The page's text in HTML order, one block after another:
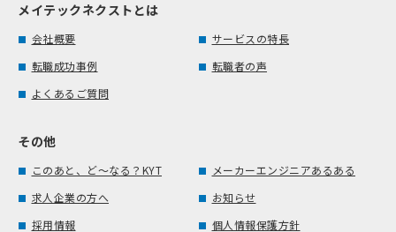
メイテックネクストとは
会社概要
サービスの特長
転職成功事例
転職者の声
よくあるご質問
その他
このあと、ど～なる？KYT
メーカーエンジニアあるある
求人企業の方へ
お知らせ
採用情報
個人情報保護方針